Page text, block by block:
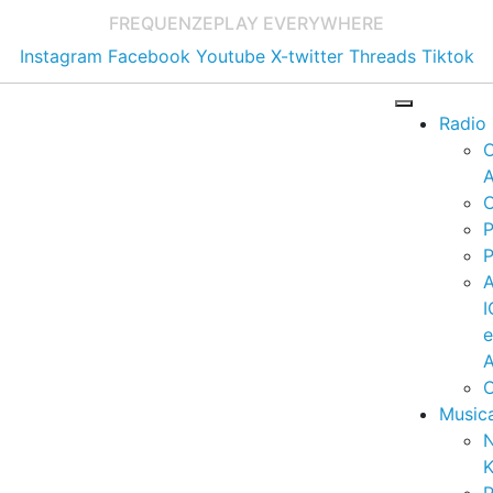
FREQUENZEPLAY EVERYWHERE
Instagram Facebook Youtube X-twitter Threads Tiktok
Radio
e